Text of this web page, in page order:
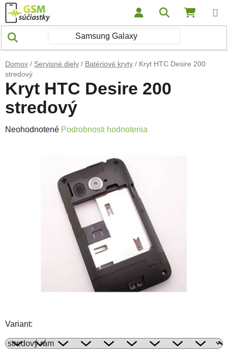
Prejsť na obsah Hľadať
Domov / Servisné diely / Batériové kryty / Kryt HTC Desire 200
stredový
Variant:
Kryt HTC Desire 200
stredový
Priemerné hodnotenie produktu je 0,0 z 5 hviezdičiek.
Neohodnotené Podrobnosti hodnotenia